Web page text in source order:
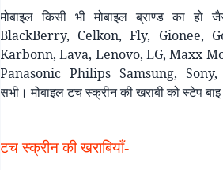
मोबाइल किसी भी मोबाइल ब्राण्ड का हो
BlackBerry, Celkon, Fly, Gionee,
Karbonn, Lava, Lenovo, LG, Maxx
Panasonic Philips Samsung, Sony,
सभी। मोबाइल टच स्क्रीन की खराबी को स्टेप
टच स्क्रीन की खराबियाँ-